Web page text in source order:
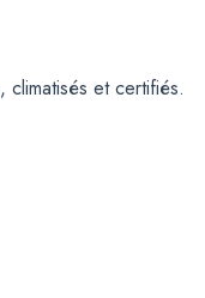
et certifiés.